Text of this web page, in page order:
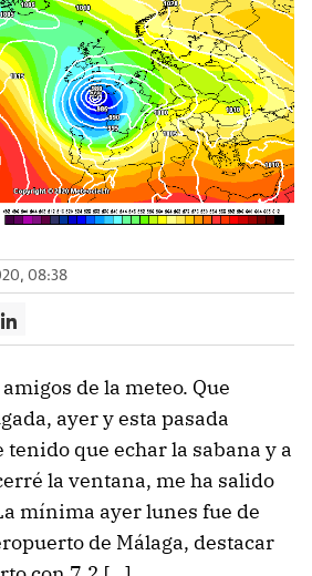
08:38
de la meteo. Que
ayer y esta pasada
que echar la sabana y a
la ventana, me ha salido
mínima ayer lunes fue de
de Málaga, destacar